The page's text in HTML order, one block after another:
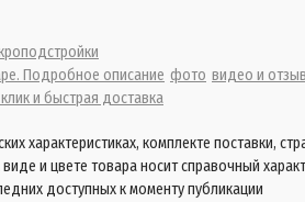
Подробное описание фото видео и
и быстрая доставка
характеристиках, комплекте поставки,
и цвете товара носит справочный
доступных к моменту публикации